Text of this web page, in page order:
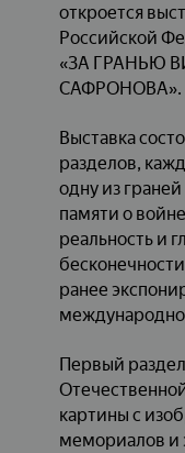
откроется
Российской
«ЗА ГРАНЬЮ
САФРОНОВА».
Выставка
разделов,
одну из
памяти о
реальность и
ранее
Первый
картины с
мемориалов и